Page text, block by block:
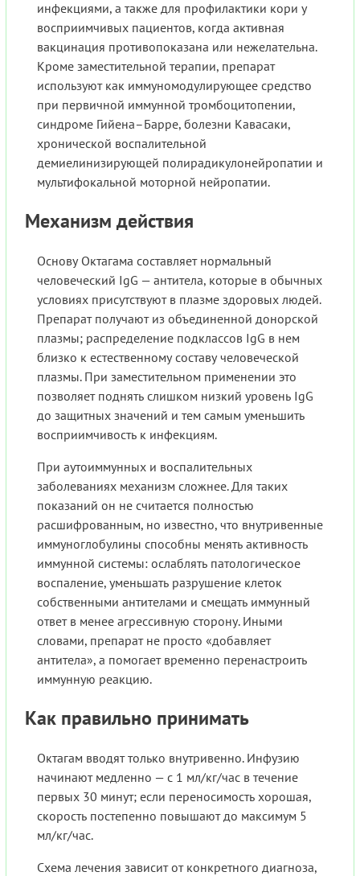
инфекциями, а также для профилактики кори у
восприимчивых пациентов, когда активная
вакцинация противопоказана или нежелательна.
Кроме заместительной терапии, препарат
используют как иммуномодулирующее средство
при первичной иммунной тромбоцитопении,
синдроме Гийена–Барре, болезни Кавасаки,
хронической воспалительной
демиелинизирующей полирадикулонейропатии и
мультифокальной моторной нейропатии.
Механизм действия
Основу Октагама составляет нормальный
человеческий IgG — антитела, которые в обычных
условиях присутствуют в плазме здоровых людей.
Препарат получают из объединенной донорской
плазмы; распределение подклассов IgG в нем
близко к естественному составу человеческой
плазмы. При заместительном применении это
позволяет поднять слишком низкий уровень IgG
до защитных значений и тем самым уменьшить
восприимчивость к инфекциям.
При аутоиммунных и воспалительных
заболеваниях механизм сложнее. Для таких
показаний он не считается полностью
расшифрованным, но известно, что внутривенные
иммуноглобулины способны менять активность
иммунной системы: ослаблять патологическое
воспаление, уменьшать разрушение клеток
собственными антителами и смещать иммунный
ответ в менее агрессивную сторону. Иными
словами, препарат не просто «добавляет
антитела», а помогает временно перенастроить
иммунную реакцию.
Как правильно принимать
Октагам вводят только внутривенно. Инфузию
начинают медленно — с 1 мл/кг/час в течение
первых 30 минут; если переносимость хорошая,
скорость постепенно повышают до максимум 5
мл/кг/час.
Схема лечения зависит от конкретного диагноза,